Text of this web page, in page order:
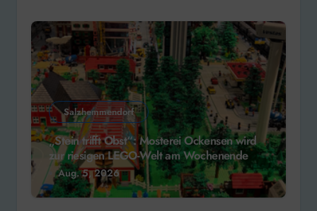
Salzhemmendorf
„Stein trifft Obst“: Mosterei Ockensen wird
zur riesigen LEGO-Welt am Wochenende
Aug. 5, 2026